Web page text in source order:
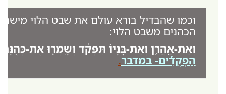
וכמו שהבדיל בורא עולם את שבט הלוי
הכהנים משבט הלוי:
וְאֶת-אַֽהֲרֹ֤ן וְאֶת-בָּנָיו֙ תִּפְקֹ֔ד וְשָֽׁמְר֖וּ אֶת-
הַפְּקֻדִ֡ים- במדבר.